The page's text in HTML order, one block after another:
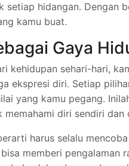
hidangan. Dengan
kamu buat.
Gaya
kehidupan sehari-hari,
ekspresi diri. Setiap
yang kamu pegang.
memahami diri sendiri dan
harus selalu
memberi pengalaman